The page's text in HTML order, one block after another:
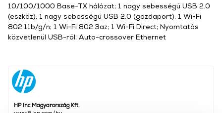
HP Inc Magyarország Kft.
10/100/1000 Base-TX hálózat; 1 nagy sebességű USB 2.0
(eszköz); 1 nagy sebességű USB 2.0 (gazdaport); 1 Wi-Fi
802.11b/g/n; 1 Wi-Fi 802.3az; 1 Wi-Fi Direct; Nyomtatás
közvetlenül USB-ről; Auto-crossover Ethernet